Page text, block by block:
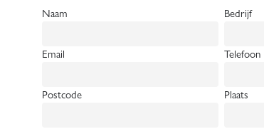
Naam Bedrijf
Email Telefoon
Postcode Plaats